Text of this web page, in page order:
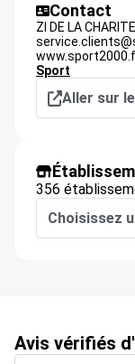
Contact
ZI DE LA
Sport
Aller sur
356
Choisissez
Avis vérifiés